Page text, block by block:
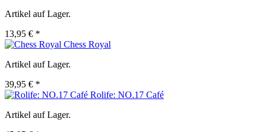
Artikel auf Lager.
13,95 € *
Chess Royal
Artikel auf Lager.
39,95 € *
Rolife: NO.17 Café
Artikel auf Lager.